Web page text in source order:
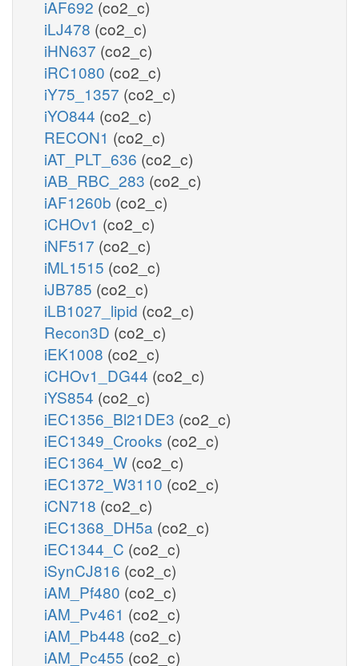
iAF692 (co2_c)
iLJ478 (co2_c)
iHN637 (co2_c)
iRC1080 (co2_c)
iY75_1357 (co2_c)
iYO844 (co2_c)
RECON1 (co2_c)
iAT_PLT_636 (co2_c)
iAB_RBC_283 (co2_c)
iAF1260b (co2_c)
iCHOv1 (co2_c)
iNF517 (co2_c)
iML1515 (co2_c)
iJB785 (co2_c)
iLB1027_lipid (co2_c)
Recon3D (co2_c)
iEK1008 (co2_c)
iCHOv1_DG44 (co2_c)
iYS854 (co2_c)
iEC1356_Bl21DE3 (co2_c)
iEC1349_Crooks (co2_c)
iEC1364_W (co2_c)
iEC1372_W3110 (co2_c)
iCN718 (co2_c)
iEC1368_DH5a (co2_c)
iEC1344_C (co2_c)
iSynCJ816 (co2_c)
iAM_Pf480 (co2_c)
iAM_Pv461 (co2_c)
iAM_Pb448 (co2_c)
iAM_Pc455 (co2_c)